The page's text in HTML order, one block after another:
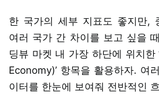
한 국가의 세부 지표도 좋지만,
여러 국가 간 차이를 보고 싶을
딩뷰 마켓 내 가장 하단에 위치한
Economy)’ 항목을 활용하자. 여
이터를 한눈에 보여줘 전반적인